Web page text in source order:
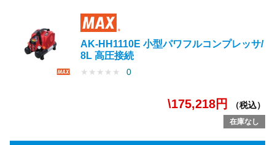
AK-HH1110E 小型パワフルコンプレッサ/
8L 高圧接続
★ ★ ★ ★ ★ 0
\175,218円 （税込）
在庫なし